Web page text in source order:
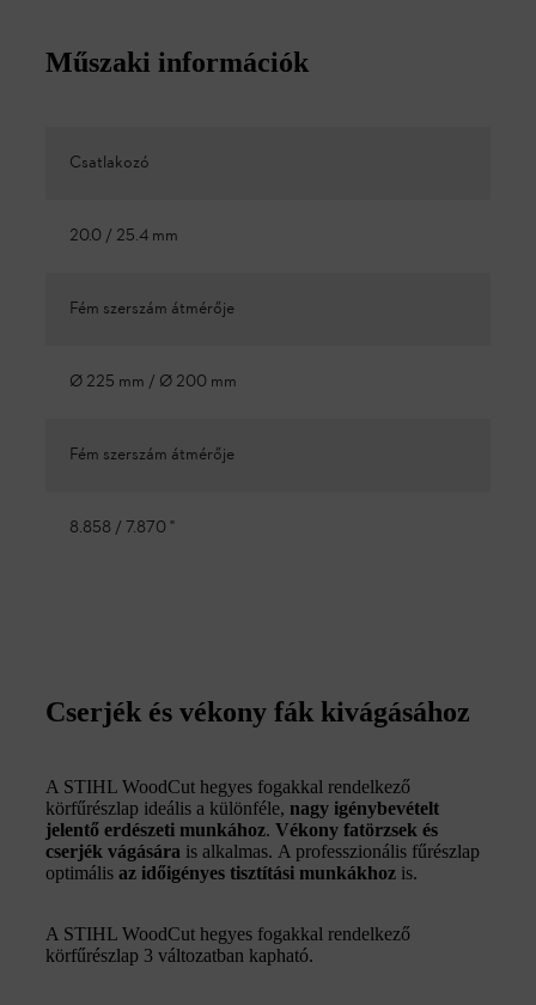
Műszaki információk
Csatlakozó
20.0 / 25.4 mm
Fém szerszám átmérője
Ø 225 mm / Ø 200 mm
Fém szerszám átmérője
8.858 / 7.870 "
Cserjék és vékony fák kivágásához
A STIHL WoodCut hegyes fogakkal rendelkező
körfűrészlap ideális a különféle, nagy igénybevételt
jelentő erdészeti munkához. Vékony fatörzsek és
cserjék vágására is alkalmas. A professzionális fűrészlap
optimális az időigényes tisztítási munkákhoz is.
A STIHL WoodCut hegyes fogakkal rendelkező
körfűrészlap 3 változatban kapható.